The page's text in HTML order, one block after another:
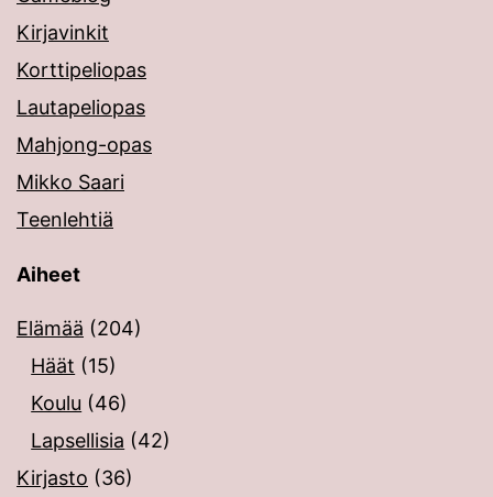
Kirjavinkit
Korttipeliopas
Lautapeliopas
Mahjong-opas
Mikko Saari
Teenlehtiä
Aiheet
Elämää (204)
Häät (15)
Koulu (46)
Lapsellisia (42)
Kirjasto (36)